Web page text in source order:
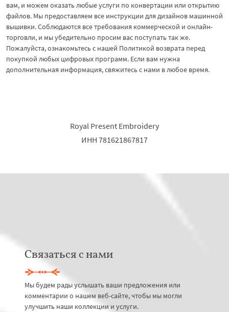
вам, и можем оказать любые услуги по конвертации или открытию
файлов. Мы предоставляем все инструкции для дизайнов машинной
вышивки. Соблюдаются все требования коммерческой и онлайн-
торговли, и мы убедительно просим вас поступать так же.
Пожалуйста, ознакомьтесь с нашей Политикой возврата перед
покупкой любых цифровых программ. Если вам нужна
дополнительная информация, свяжитесь с нами в любое время.
Royal Present Embroidery
ИНН 781621867817
Связаться с нами
Мы будем рады услышать ваши предложения или
комментарии о нашем веб-сайте, чтобы мы могли
улучшить наши коллекции и услуги.